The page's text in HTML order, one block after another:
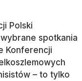
Polski
spotkania
Konferencji
– to tylko